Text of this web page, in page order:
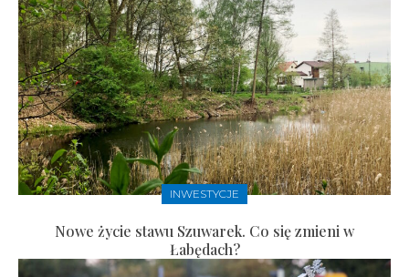
INWESTYCJE
Nowe życie stawu Szuwarek. Co się zmieni w
Łabędach?